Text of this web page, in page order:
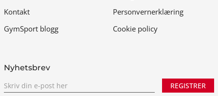
Kontakt
GymSport blogg
Personvernerklæring
Cookie policy
Nyhetsbrev
REGISTRER